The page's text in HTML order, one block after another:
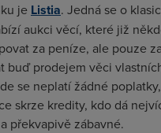
je Listia. Jedná se o
aukci věcí, které již
za peníze, ale pouze
buď prodejem věci
se neplatí žádné
skrze kredity, kdo dá
překvapivě zábavné.